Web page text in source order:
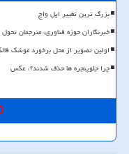
بزرگ ترین تغییر اپل واچ
خبرنگاران حوزه فناوری، مترجمان
اولین تصویر از محل برخورد موشک
چرا جلوپنجره ها حذف شدند؟، عکس